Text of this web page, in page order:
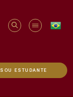
SOU ESTUDANTE